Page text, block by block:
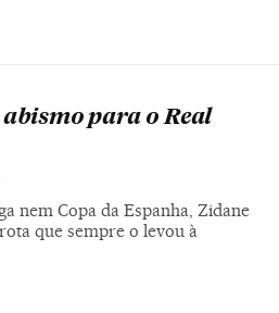
abismo para o Real
nem Copa da Espanha, Zidane
que sempre o levou à